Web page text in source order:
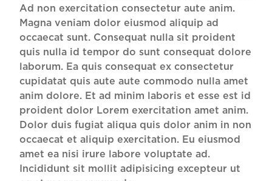
Ad non exercitation consectetur aute anim.
Magna veniam dolor eiusmod aliquip ad
occaecat sunt. Consequat nulla sit proident
quis nulla id tempor do sunt consequat dolore
laborum. Ea quis consequat ex consectetur
cupidatat quis aute aute commodo nulla amet
anim dolore. Et ad minim laboris et esse est id
proident dolor Lorem exercitation amet anim.
Dolor duis fugiat aliqua quis dolor anim in non
occaecat et aliquip exercitation. Eu eiusmod
amet ea nisi irure labore voluptate ad.
Incididunt sit mollit adipisicing excepteur ut